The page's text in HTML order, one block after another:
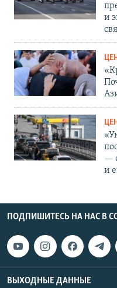
и
—
и
ПОДПИШИТЕСЬ НА НАС В
ВЫХОДНЫЕ ДАННЫЕ